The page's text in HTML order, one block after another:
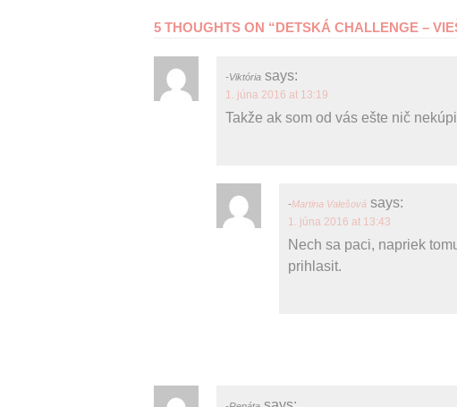
5 THOUGHTS ON “DETSKÁ CHALLENGE –
Viktória says:
1. júna 2016 at 13:19
Takže ak som od vás ešte nič
Martina Valešová says:
1. júna 2016 at 13:43
Nech sa paci, napriek
prihlasit.